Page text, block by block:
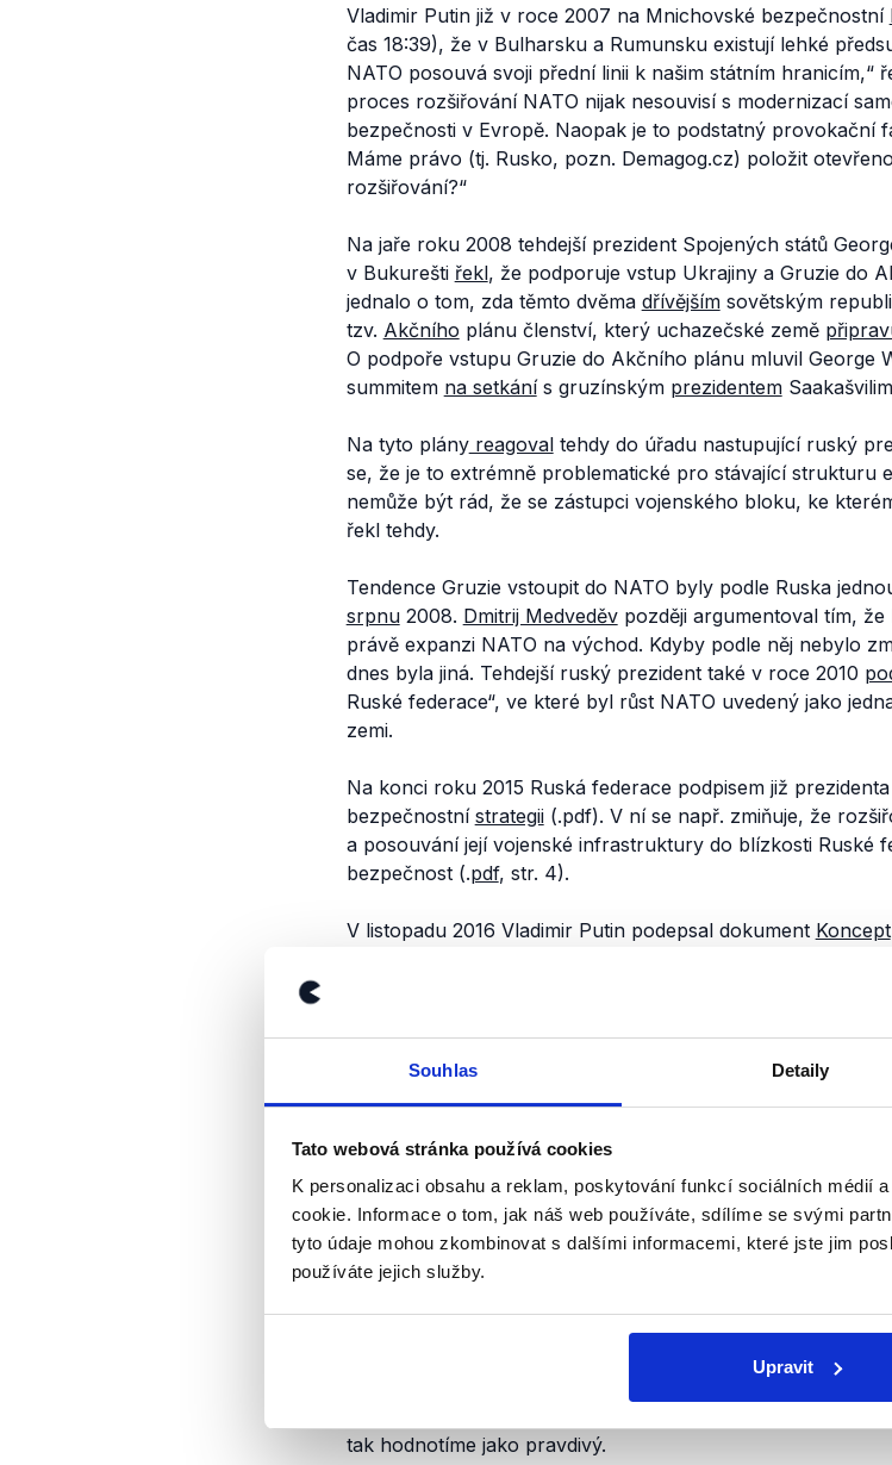
Souhlas Detaily
Tato webová stránka používá cookies
K personalizaci obsahu a reklam, poskytování funkcí sociálních médií
cookie. Informace o tom, jak náš web používáte, sdílíme se svými
tyto údaje mohou zkombinovat s dalšími informacemi, které jste jim
používáte jejich služby.
Upravit
Vladimir Putin již v roce 2007 na Mnichovské bezpečnostní
čas 18:39), že v Bulharsku a Rumunsku existují lehké
NATO posouvá svoji přední linii k našim státním hranicím,“
proces rozšiřování NATO nijak nesouvisí s modernizací
bezpečnosti v Evropě. Naopak je to podstatný provokační
Máme právo (tj. Rusko, pozn. Demagog.cz) položit
rozšiřování?“
Na jaře roku 2008 tehdejší prezident Spojených států
v Bukurešti řekl, že podporuje vstup Ukrajiny a Gruzie do
jednalo o tom, zda těmto dvěma dřívějšímsovětským
tzv. Akčního plánu členství, který uchazečské země
O podpoře vstupu Gruzie do Akčního plánu mluvil George
summitem na setkánís gruzínským prezidentem
Na tyto plányreagovaltehdy do úřadu nastupující ruský
se, že je to extrémně problematické pro stávající strukturu
nemůže být rád, že se zástupci vojenského bloku, ke
řekl tehdy.
Tendence Gruzie vstoupit do NATO byly podle Ruska
srpnu2008. Dmitrij Medveděvpozději argumentoval tím, že
právě expanzi NATO na východ. Kdyby podle něj nebylo
dnes byla jiná. Tehdejší ruský prezident také v roce 2010
Ruské federace“, ve které byl růst NATO uvedený jako
zemi.
Na konci roku 2015 Ruská federace podpisem již
bezpečnostní strategii(.pdf). V ní se např. zmiňuje, že
a posouvání její vojenské infrastruktury do blízkosti Ruské
bezpečnost (.pdf, str. 4).
V listopadu 2016 Vladimir Putin podepsal dokument Koncept
infrastruktury Aliance k ruským hranicím a k její rostoucí
k prohlubování starých a vzniku nových dělících linií v
bod 61), že NATO spolu s EU usilují o „geopolitickou
krizi ve vztazích mezi Ruskem a západními státy“.
Že je pro Moskvu podstatné, aby se Aliance držela co
východě Evropy dáledokládajíi požadavky Kremlu z
uváděla, že pokud Evropa nechce napjaté vztahy, je
expandovat na východ a nebude se zajímat o Ukrajinu.
přítomnostaliančních sil a vybavení na Ukrajině bylo
době nedostala např. ani pozvánku doAkčníhoplánu
tak hodnotíme jako pravdivý.